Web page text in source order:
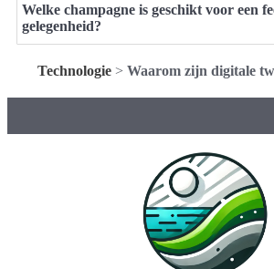
Welke champagne is geschikt voor een
gelegenheid?
Technologie> Waarom zijn digitale